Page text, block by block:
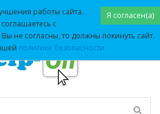
Я согласен(а)
работы сайта.
с
не согласны, то должны покинуть сайт.
политике безопасности